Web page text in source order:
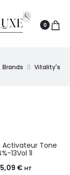
0
Brands Vitality's
Activateur Tone
13Vol 1l
€ HT